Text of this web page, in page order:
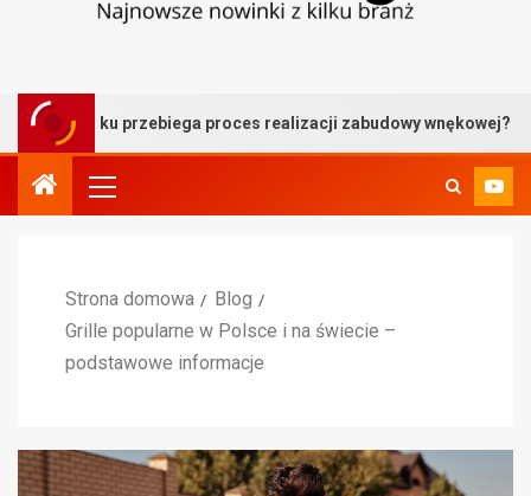
przebiega proces realizacji zabudowy wnękowej?
Strona domowa
Blog
Grille popularne w Polsce i na świecie –
podstawowe informacje